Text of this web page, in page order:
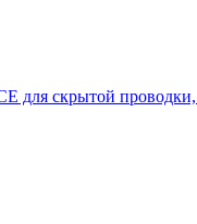
для скрытой